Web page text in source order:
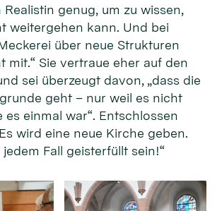
Realistin genug, um zu wissen,
weitergehen kann. Und bei
über neue Strukturen
mit.“ Sie vertraue eher auf den
sei überzeugt davon, „dass die
geht – nur weil es nicht
es einmal war“. Entschlossen
wird eine neue Kirche geben.
Fall geisterfüllt sein!“